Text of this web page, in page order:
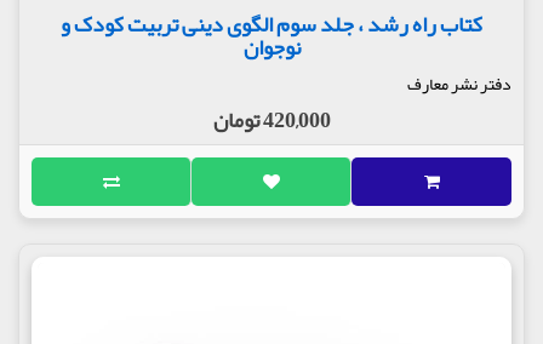
کتاب راه رشد ، جلد سوم الگوی دینی تربیت کودک و
نوجوان
دفتر نشر معارف
420,000 تومان